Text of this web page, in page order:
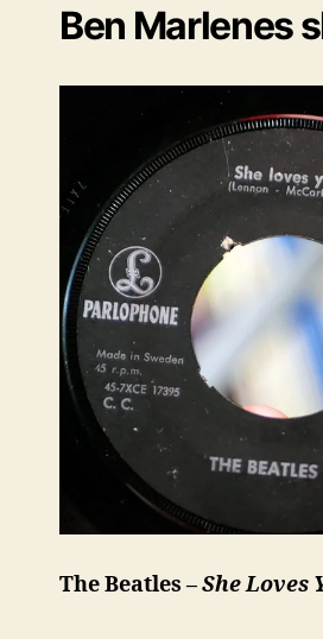
Ben Marlenes
The Beatles –She Loves